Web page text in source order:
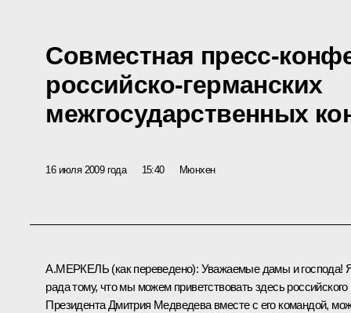
Совместная пресс-
российско-германских
межгосударственных
16 июля 2009 года 15:40 Мюнхен
А.МЕРКЕЛЬ (как переведено): Уважаемые дамы и господа!
рада тому, что мы можем приветствовать здесь российского
Президента Дмитрия Медведева вместе с его командой,